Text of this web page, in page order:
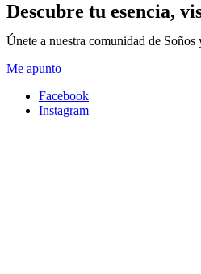
Descubre tu esencia,
Únete a nuestra comunidad de
Me apunto
Facebook
Instagram